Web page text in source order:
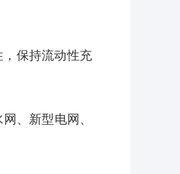
保持流动性充
、新型电网、